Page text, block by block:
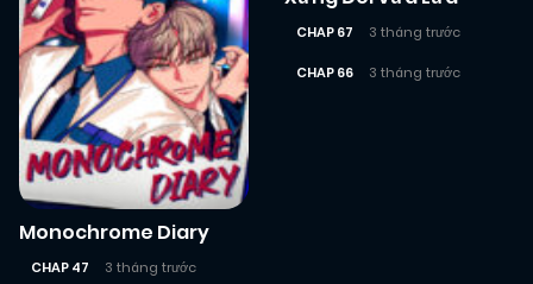
Monochrome Diary
CHAP 47 3 tháng trước
CHAP 67 3 tháng trước
CHAP 66 3 tháng trước